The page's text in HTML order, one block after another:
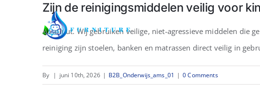
Zijn de reinigingsmiddelen veilig voor
Absoluut. Wij gebruiken veilige, niet-agressieve middelen die
reiniging zijn stoelen, banken en matrassen direct veilig in
By | juni 10th, 2026 | B2B_Onderwijs_ams_01 | 0 Comments